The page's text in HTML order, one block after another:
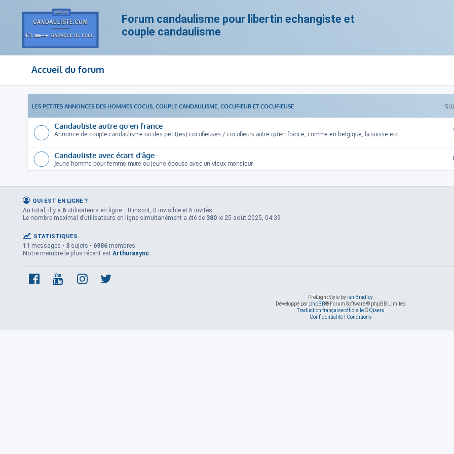
Forum candaulisme pour libertin echangiste et
couple candaulisme
Accueil du forum
LES PETITES ANNONCES DES HOMMES COCUS, COUPLE CANDAULISME, COCUFIEUR ET COCUFIEUSE
Candauliste autre qu'en france
Annonce de couple candaulisme ou des petit(es) cocufieuses / cocufieurs autre qu'en france, comme en belgique, la suisse etc
Candauliste avec écart d'âge
Jeune homme pour femme mure ou jeune épouse avec un vieux monsieur
QUI EST EN LIGNE ?
Au total, il y a 6 utilisateurs en ligne :: 0 inscrit, 0 invisible et 6 invités
Le nombre maximal d’utilisateurs en ligne simultanément a été de 380 le 25 août 2025, 04:39
STATISTIQUES
11 messages • 3 sujets • 6986 membres
Notre membre le plus récent estArthurasync
ProLight Style by Ian Bradley
Développé par phpBB® Forum Software © phpBB Limited
Traduction française officielle©Qiaeru
Confidentialité| Conditions